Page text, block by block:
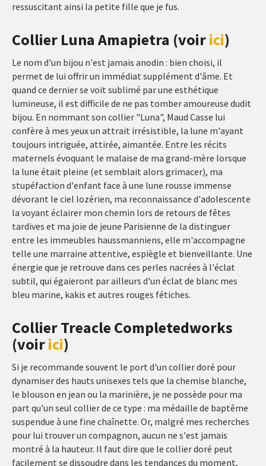
ressuscitant ainsi la petite fille que je fus.
Collier Luna Amapietra (voirici)
Le nom d'un bijou n'est jamais anodin : bien choisi, il
permet de lui offrir un immédiat supplément d'âme. Et
quand ce dernier se voit sublimé par une esthétique
lumineuse, il est difficile de ne pas tomber amoureuse dudit
bijou. En nommant son collier "Luna", Maud Casse lui
confère à mes yeux un attrait irrésistible, la lune m'ayant
toujours intriguée, attirée, aimantée. Entre les récits
maternels évoquant le malaise de ma grand-mère lorsque
la lune était pleine (et semblait alors grimacer), ma
stupéfaction d'enfant face à une lune rousse immense
dévorant le ciel lozérien, ma reconnaissance d'adolescente
la voyant éclairer mon chemin lors de retours de fêtes
tardives et ma joie de jeune Parisienne de la distinguer
entre les immeubles haussmanniens, elle m'accompagne
telle une marraine attentive, espiègle et bienveillante. Une
énergie que je retrouve dans ces perles nacrées à l'éclat
subtil, qui égaieront par ailleurs d'un éclat de blanc mes
bleu marine, kakis et autres rouges fétiches.
Collier Treacle Completedworks
(voirici)
Si je recommande souvent le port d'un collier doré pour
dynamiser des hauts unisexes tels que la chemise blanche,
le blouson en jean ou la marinière, je ne possède pour ma
part qu'un seul collier de ce type : ma médaille de baptême
suspendue à une fine chaînette. Or, malgré mes recherches
pour lui trouver un compagnon, aucun ne s'est jamais
montré à la hauteur. Il faut dire que le collier doré peut
facilement se dissoudre dans les tendances du moment,